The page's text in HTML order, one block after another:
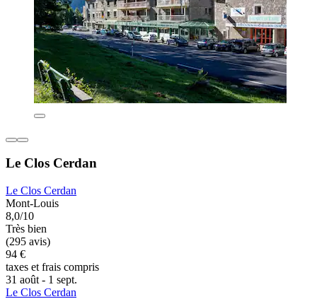
Le Clos Cerdan
Le Clos Cerdan
Mont-Louis
8,0/10
Très bien
(295 avis)
94 €
taxes et frais compris
31 août - 1 sept.
Le Clos Cerdan